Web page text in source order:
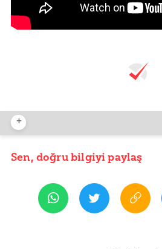
+
YAYIN TARİHİ
Sen, doğru bilgiyi paylaş